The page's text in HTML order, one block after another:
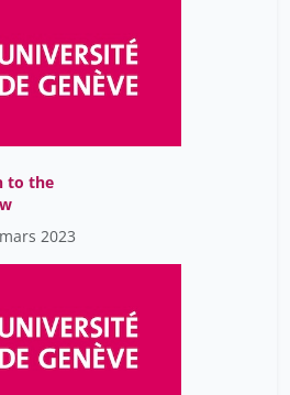
to the
2023